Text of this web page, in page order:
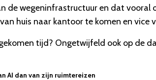
de wegeninfrastructuur en dat vooral
huis naar kantoor te komen en vice
tijd? Ongetwijfeld ook op de
AI dan van zijn ruimtereizen